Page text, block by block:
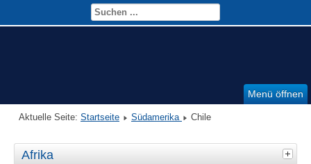
Menü öffnen
Aktuelle Seite: Startseite Südamerika Chile
Afrika